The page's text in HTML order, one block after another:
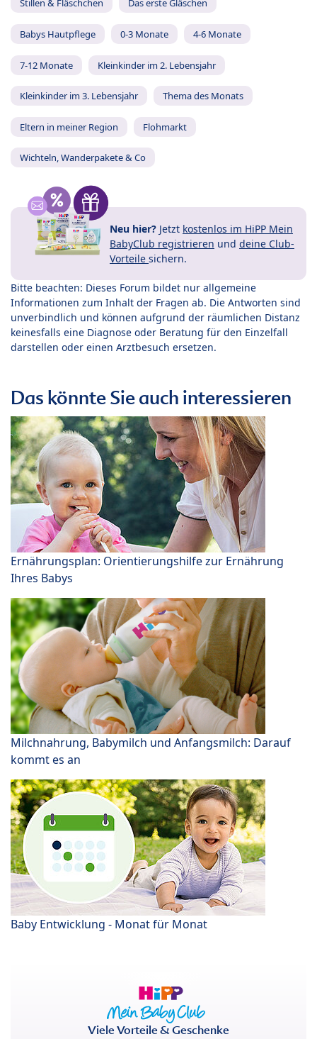
Stillen & Fläschchen Das erste Gläschen
Babys Hautpflege 0-3 Monate 4-6 Monate
7-12 Monate Kleinkinder im 2. Lebensjahr
Kleinkinder im 3. Lebensjahr Thema des Monats
Eltern in meiner Region Flohmarkt
Wichteln, Wanderpakete & Co
Neu hier? Jetzt kostenlos im HiPP Mein
BabyClub registrieren und deine Club-
Vorteile sichern.
Bitte beachten: Dieses Forum bildet nur allgemeine
Informationen zum Inhalt der Fragen ab. Die Antworten sind
unverbindlich und können aufgrund der räumlichen Distanz
keinesfalls eine Diagnose oder Beratung für den Einzelfall
darstellen oder einen Arztbesuch ersetzen.
Das könnte Sie auch interessieren
Ernährungsplan: Orientierungshilfe zur Ernährung
Ihres Babys
Milchnahrung, Babymilch und Anfangsmilch: Darauf
kommt es an
Baby Entwicklung - Monat für Monat
Viele Vorteile & Geschenke